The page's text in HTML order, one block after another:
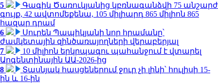
5
Գագիկ Ծառուկյանից կբռնագանձվի 75 անշարժ
գույք, 42 ավտոմեքենա, 105 միլիարդ 865 միլիոն 865
հազար դրամ
6
Սուրեն Պապիկյանի նոր հրամանը՝
ժամկետային զինծառայողների վերաբերյալ
7
10 միլիոն երկրպագու պահանջում է վտարել
Արգենտինային ԱԱ-2026-ից
8
Տասնյակ հասցեներում ջուր չի լինի՝ հուլիսի 15-
ին և 16-ին